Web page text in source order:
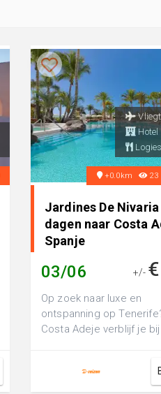
Hotel
+0.0km 23
Jardines De Nivaria
dagen naar Costa
Spanje
03/06 +/-
Op zoek naar luxe en
ontspanning op
Costa Adeje verblijf je